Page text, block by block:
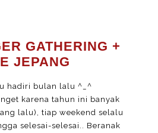
GATHERING +
JEPANG
hadiri bulan lalu ^_^
karena tahun ini banyak
lalu), tiap weekend selalu
selesai-selesai.. Beranak